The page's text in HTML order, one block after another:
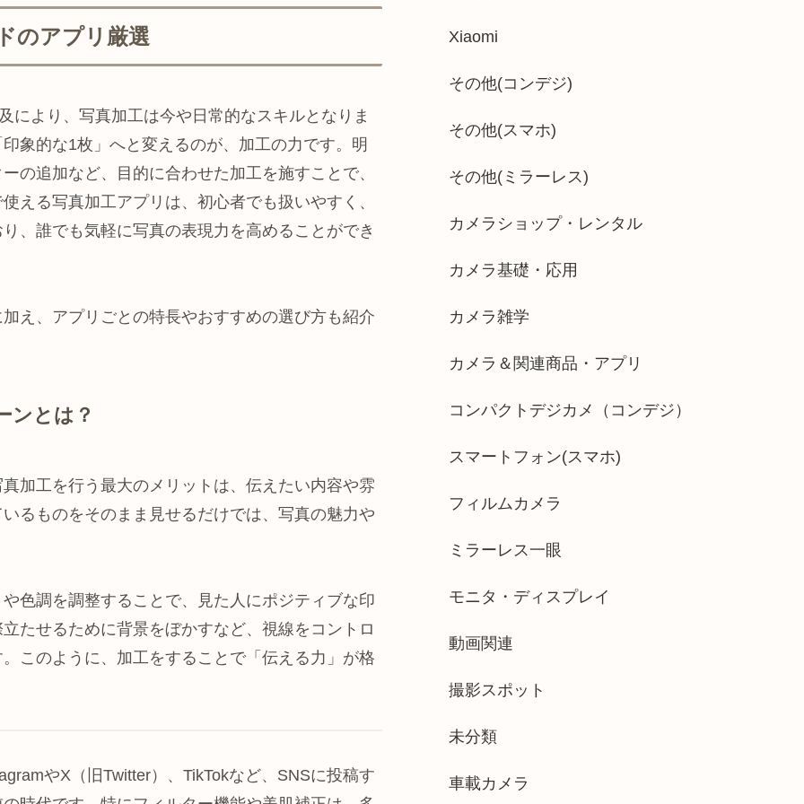
のアプリ厳選
により、写真加工は今や日常的なスキルとなりま
象的な1枚」へと変えるのが、加工の力です。明
の追加など、目的に合わせた加工を施すことで、
える写真加工アプリは、初心者でも扱いやすく、
、誰でも気軽に写真の表現力を高めることができ
え、アプリごとの特長やおすすめの選び方も紹介
ンとは？
真加工を行う最大のメリットは、伝えたい内容や雰
るものをそのまま見せるだけでは、写真の魅力や
色調を調整することで、見た人にポジティブな印
たせるために背景をぼかすなど、視線をコントロ
このように、加工をすることで「伝える力」が格
やX（旧Twitter）、TikTokなど、SNSに投稿す
Xiaomi
その他(コンデジ)
その他(スマホ)
その他(ミラーレス)
カメラショップ・レンタル
カメラ基礎・応用
カメラ雑学
カメラ＆関連商品・アプリ
コンパクトデジカメ（コンデジ）
スマートフォン(スマホ)
フィルムカメラ
ミラーレス一眼
モニタ・ディスプレイ
動画関連
撮影スポット
未分類
車載カメラ